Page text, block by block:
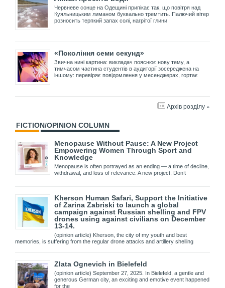
Червневе сонце на Одещині припікає так, що повітря над
Куяльницьким лиманом буквально тремтить. Палючий вітер
розносить терпкий запах солі, нагрітої глини
«Покоління семи секунд»
Звична нині картина: викладач пояснює нову тему, а
тимчасом частина студентів в аудиторії зосереджена на
іншому: перевіряє повідомлення у месенджерах, гортає
Архів розділу »
FICTION/OPINION COLUMN
Menopause Without Pause: A New Project
Empowering Women Through Sport and
Knowledge
Menopause is often portrayed as an ending — a time of decline,
withdrawal, and loss of relevance. A new project, Don’t
Kherson Human Safari, Support the Initiative
of Zarina Zabriski to launch a global
campaign against Russian shelling and FPV
drones using against civilians on December
13-14.
(opinion article) Kherson, the city of my youth and best
memories, is suffering from the regular drone attacks and artillery shelling
Zlata Ognevich in Bielefeld
(opinion article) September 27, 2025. In Bielefeld, a gentle and
generous German city, an exciting and emotive event happened
for the